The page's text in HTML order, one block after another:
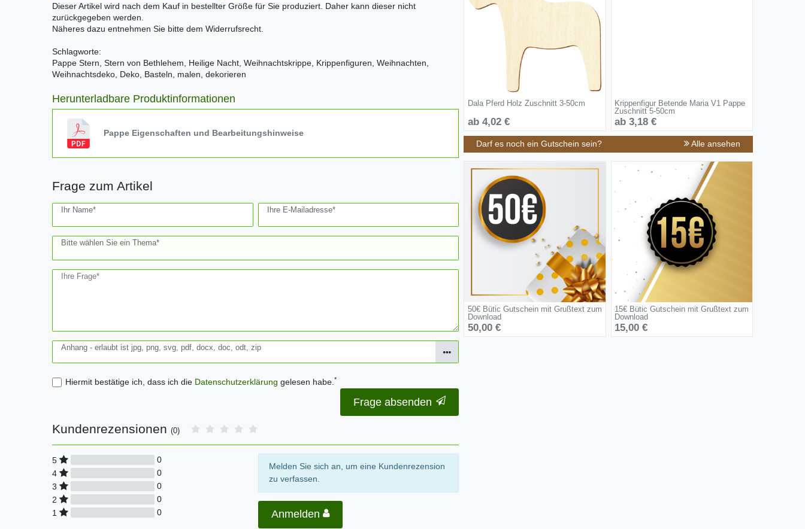
Dieser Artikel wird nach dem Kauf in bestellter Größe für Sie produziert. Daher kann dieser nicht
zurückgegeben werden.
Näheres dazu entnehmen Sie bitte dem Widerrufsrecht.
Schlagworte:
Pappe Stern, Stern von Bethlehem, Heilige Nacht, Weihnachtskrippe, Krippenfiguren, Weihnachten,
Weihnachtsdeko, Deko, Basteln, malen, dekorieren
Herunterladbare Produktinformationen
Pappe Eigenschaften und Bearbeitungshinweise
Frage zum Artikel
Ihr Name* Ihre E-Mailadresse*
Bitte wählen Sie ein Thema*
Ihre Frage*
Anhang - erlaubt ist jpg, png, svg, pdf, docx, doc, odt, zip
Hiermit bestätige ich, dass ich die Daten­schutz­erklärung gelesen habe. *
Ceres::Template.mailFormHoneypotLabel
Frage absenden
Kundenrezensionen (0)
5
0
4
0
3
0
2
0
1
0
Melden Sie sich an, um eine Kundenrezension
zu verfassen.
Anmelden
Dala Pferd Holz Zuschnitt 3-50cm
ab 4,02 €
Krippenfigur Betende Maria V1 Pappe
Zuschnitt 5-50cm
ab 3,18 €
Darf es noch ein Gutschein sein? Alle ansehen
50€ Bütic Gutschein mit Grußtext zum
Download
50,00 €
15€ Bütic Gutschein mit Grußtext zum
Download
15,00 €